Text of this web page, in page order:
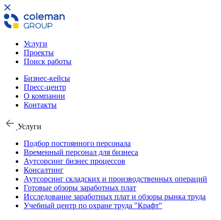
Услуги
Проекты
Поиск работы
Бизнес-кейсы
Пресс-центр
О компании
Контакты
Услуги
Подбор постоянного персонала
Временный персонал для бизнеса
Аутсорсинг бизнес процессов
Консалтинг
Аутсорсинг складских и производственных операций
Готовые обзоры заработных плат
Исследование заработных плат и обзоры рынка труда
Учебный центр по охране труда "Крафт"